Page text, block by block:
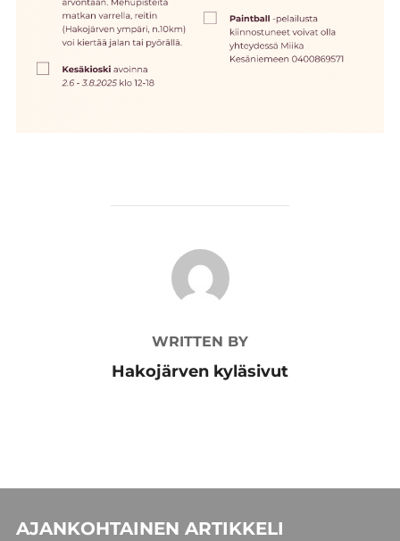
POST AUTHOR
WRITTEN BY
Hakojärven kyläsivut
AJANKOHTAINEN ARTIKKELI